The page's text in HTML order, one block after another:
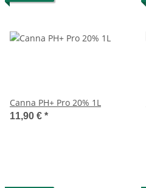
Canna PH+ Pro 20% 1L
11,90 € *